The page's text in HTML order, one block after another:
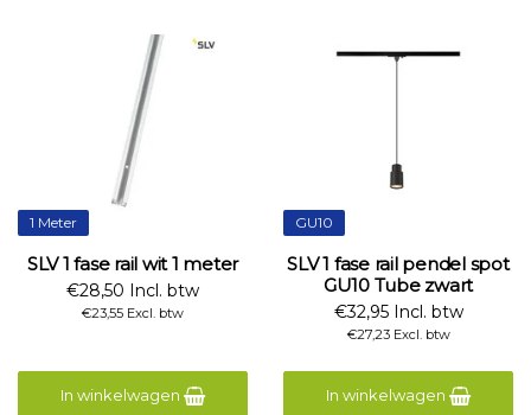
1 Meter
SLV 1 fase rail wit 1 meter
€28,50 Incl. btw
€23,55 Excl. btw
In winkelwagen
GU10
SLV 1 fase rail pendel spot
GU10 Tube zwart
€32,95 Incl. btw
€27,23 Excl. btw
In winkelwagen